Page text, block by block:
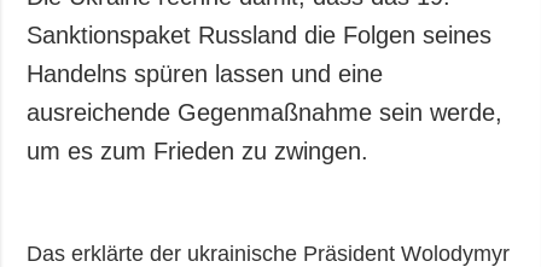
Sanktionspaket Russland die Folgen seines
Handelns spüren lassen und eine
ausreichende Gegenmaßnahme sein werde,
um es zum Frieden zu zwingen.
Das erklärte der ukrainische Präsident Wolodymyr